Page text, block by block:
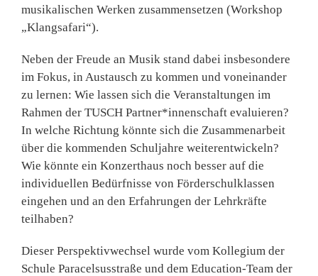
musikalischen Werken zusammensetzen (Workshop
„Klangsafari“).
Neben der Freude an Musik stand dabei insbesondere
im Fokus, in Austausch zu kommen und voneinander
zu lernen: Wie lassen sich die Veranstaltungen im
Rahmen der TUSCH Partner*innenschaft evaluieren?
In welche Richtung könnte sich die Zusammenarbeit
über die kommenden Schuljahre weiterentwickeln?
Wie könnte ein Konzerthaus noch besser auf die
individuellen Bedürfnisse von Förderschulklassen
eingehen und an den Erfahrungen der Lehrkräfte
teilhaben?
Dieser Perspektivwechsel wurde vom Kollegium der
Schule Paracelsusstraße und dem Education-Team der